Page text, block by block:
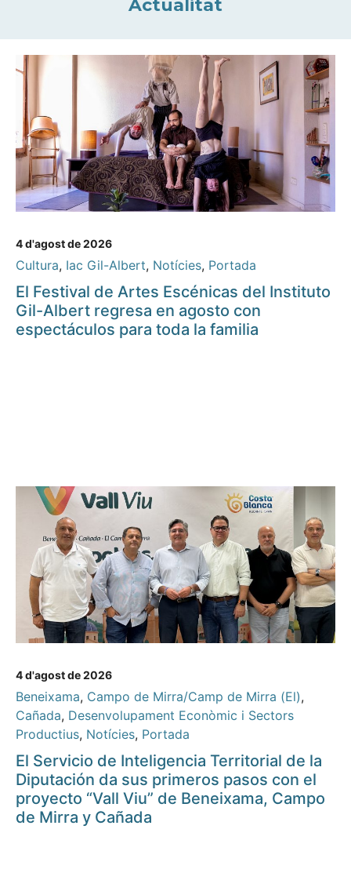
Actualitat
4 d'agost de 2026
Cultura, Iac Gil-Albert, Notícies, Portada
El Festival de Artes Escénicas del Instituto
Gil-Albert regresa en agosto con
espectáculos para toda la familia
4 d'agost de 2026
Beneixama, Campo de Mirra/Camp de Mirra (El),
Cañada, Desenvolupament Econòmic i Sectors
Productius, Notícies, Portada
El Servicio de Inteligencia Territorial de la
Diputación da sus primeros pasos con el
proyecto “Vall Viu” de Beneixama, Campo
de Mirra y Cañada